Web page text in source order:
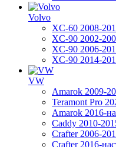
Volvo
XC-60 2008-
XC-90 2002-
XC-90 2006-
XC-90 2014-
VW
Amarok 2009-
Teramont Pro
Amarok 2016-
Caddy 2010-
Crafter 2006-
Crafter 2016-